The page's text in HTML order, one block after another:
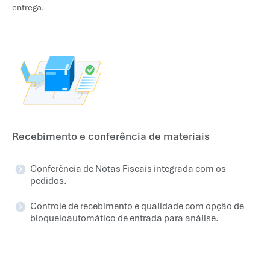
entrega.
Recebimento e conferência de materiais
Conferência de Notas Fiscais integrada com os
pedidos.
Controle de recebimento e qualidade com opção de
bloqueioautomático de entrada para análise.